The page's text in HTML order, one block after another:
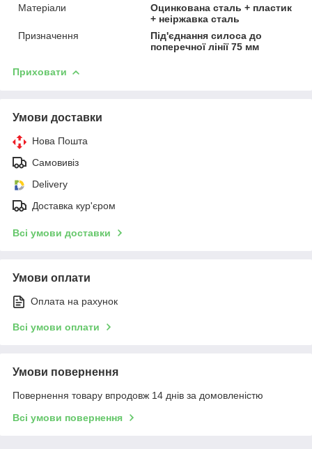
Матеріали
Оцинкована сталь + пластик
+ неіржавка сталь
Призначення
Під'єднання силоса до
поперечної лінії 75 мм
Приховати
Умови доставки
Нова Пошта
Самовивіз
Delivery
Доставка кур'єром
Всі умови доставки
Умови оплати
Оплата на рахунок
Всі умови оплати
Умови повернення
Повернення товару впродовж 14 днів за домовленістю
Всі умови повернення